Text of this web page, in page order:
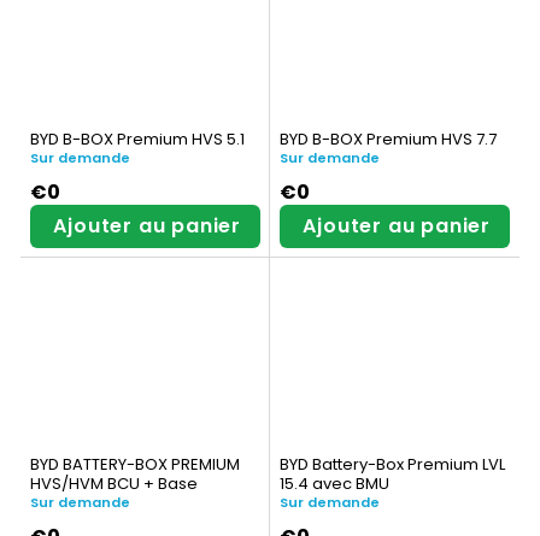
BYD B-BOX Premium HVS 5.1
Sur demande
€0
Ajouter au panier
BYD B-BOX Premium HVS 7.7
Sur demande
€0
Ajouter au panier
BYD BATTERY-BOX PREMIUM
HVS/HVM BCU + Base
Sur demande
BYD Battery-Box Premium LVL
15.4 avec BMU
Sur demande